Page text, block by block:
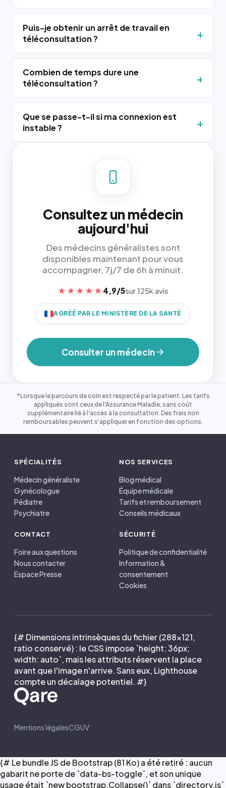
Puis-je obtenir un arrêt de travail en
téléconsultation ?
Combien de temps dure une
téléconsultation ?
Que se passe-t-il si ma connexion est
instable ?
Consultez un médecin
aujourd'hui
Des médecins généralistes sont
disponibles maintenant pour vous
accompagner, 7j/7 de 6h à minuit.
★★★★★ 4,9/5sur 125k avis
AGRÉÉ PAR LE MINISTÈRE DE LA SANTÉ
Consulter un médecin
*Lorsque le parcours de soin est respecté par le patient. Les tarifs
appliqués sont ceux de l'Assurance Maladie, sans coût
supplémentaire lié à l'accès à la consultation. Des frais non
remboursables peuvent s'appliquer en fonction des options.
SPÉCIALITÉS
Médecin généraliste
Gynécologue
Pédiatre
Psychiatre
NOS SERVICES
Blog médical
Équipe médicale
Tarifs et remboursement
Conseils médicaux
CONTACT
Foire aux questions
Nous contacter
Espace Presse
SÉCURITÉ
Politique de confidentialité
Information &
consentement
Cookies
{# Dimensions intrinsèques du fichier (288×121,
ratio conservé) : le CSS impose `height: 36px;
width: auto`, mais les attributs réservent la place
avant que l'image n'arrive. Sans eux, Lighthouse
compte un décalage potentiel. #}
Mentions légalesCGUV
{# Le bundle JS de Bootstrap (81 Ko) a été retiré : aucun
gabarit ne porte de `data-bs-toggle`, et son unique
usage était `new bootstrap.Collapse()` dans `directory.js`